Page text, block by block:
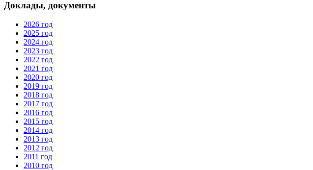
Доклады, документы
2026 год
2025 год
2024 год
2023 год
2022 год
2021 год
2020 год
2019 год
2018 год
2017 год
2016 год
2015 год
2014 год
2013 год
2012 год
2011 год
2010 год